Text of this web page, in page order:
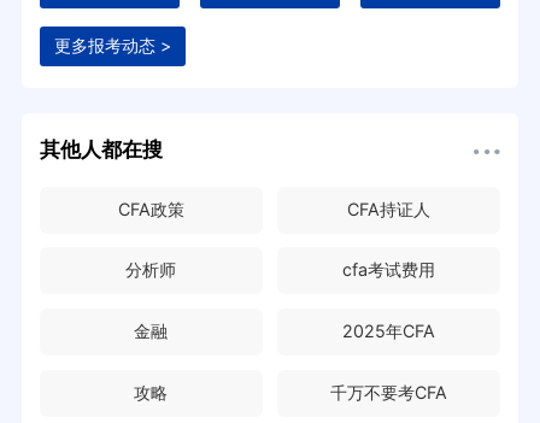
更多报考动态 >
其他人都在搜
CFA政策 CFA持证人
分析师 cfa考试费用
金融 2025年CFA
攻略 千万不要考CFA